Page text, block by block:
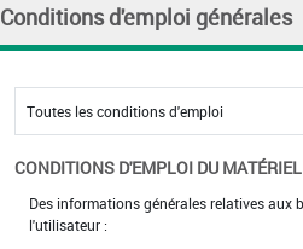
Conditions d'emploi générales
CONDITIONS D'EMPLOI DU
Des informations générales relatives
l'utilisateur :